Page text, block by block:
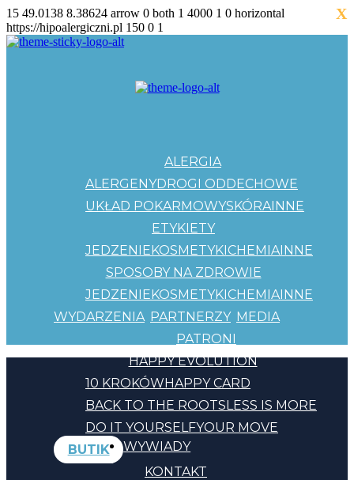
15 49.0138 8.38624 arrow 0 both 1 4000 1 0 horizontal
https://hipoalergiczni.pl 150 0 1
ALERGIA
ALERGENYDROGI ODDECHOWE
UKŁAD POKARMOWYSKÓRAINNE
ETYKIETY
JEDZENIEKOSMETYKICHEMIAINNE
SPOSOBY NA ZDROWIE
JEDZENIEKOSMETYKICHEMIAINNE
WYDARZENIA PARTNERZY
PATRONI
MEDIA
HAPPY EVOLUTION
10 KROKÓWHAPPY CARD
BACK TO THE ROOTSLESS IS MORE
DO IT YOURSELFYOUR MOVE
BUTIK
KONTAKT
WYWIADY
X